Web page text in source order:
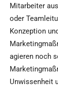
Mitarbeiter
oder
Konzeption
agieren noch
Unwissenheit